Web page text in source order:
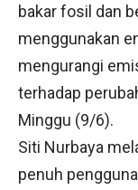
bakar fosil dan
menggunakan
mengurangi
terhadap
Minggu (9/6).
Siti Nurbaya
penuh